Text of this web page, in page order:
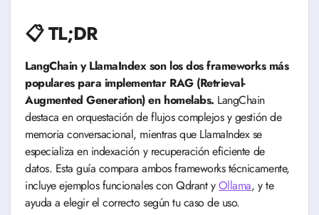
📋 TL;DR
LangChain y LlamaIndex son los dos frameworks más
populares para implementar RAG (Retrieval-
Augmented Generation) en homelabs. LangChain
destaca en orquestación de flujos complejos y gestión de
memoria conversacional, mientras que LlamaIndex se
especializa en indexación y recuperación eficiente de
datos. Esta guía compara ambos frameworks técnicamente,
incluye ejemplos funcionales con Qdrant yOllama, y te
ayuda a elegir el correcto según tu caso de uso.